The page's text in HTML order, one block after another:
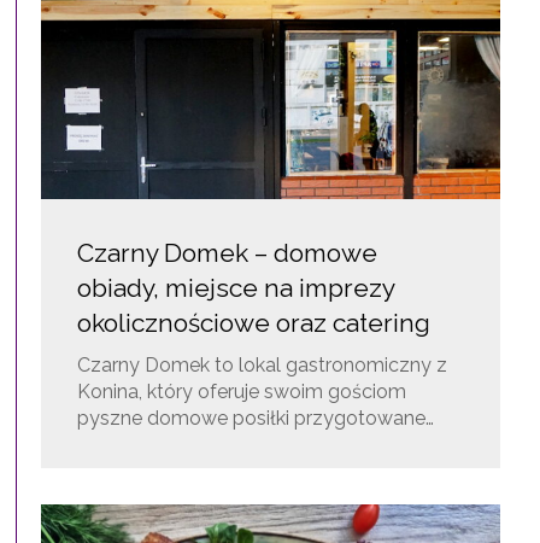
Czarny Domek – domowe
obiady, miejsce na imprezy
okolicznościowe oraz catering
Czarny Domek to lokal gastronomiczny z
Konina, który oferuje swoim gościom
pyszne domowe posiłki przygotowane…